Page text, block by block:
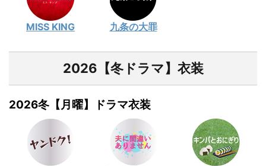
MISS KING 九条の大罪
2026【冬ドラマ】衣装
2026冬【月曜】ドラマ衣装